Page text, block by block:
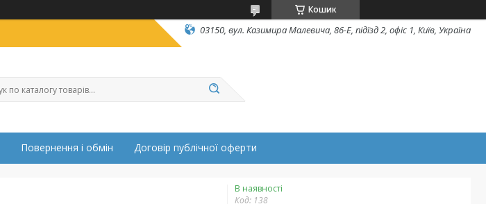
Кошик
03150, вул. Казимира Малевича, 86-Е, підїзд 2, офіс 1, Київ, Україна
Повернення і обмін Договір публічної оферти
В наявності
Код: 138